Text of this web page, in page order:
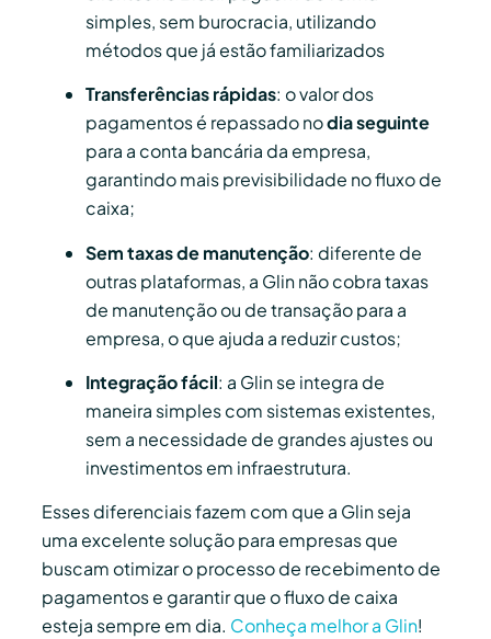
simples, sem burocracia, utilizando
métodos que já estão familiarizados
Transferências rápidas: o valor dos
pagamentos é repassado nodia seguinte
para a conta bancária da empresa,
garantindo mais previsibilidade no fluxo de
caixa;
Sem taxas de manutenção: diferente de
outras plataformas, a Glin não cobra taxas
de manutenção ou de transação para a
empresa, o que ajuda a reduzir custos;
Integração fácil: a Glin se integra de
maneira simples com sistemas existentes,
sem a necessidade de grandes ajustes ou
investimentos em infraestrutura.
Esses diferenciais fazem com que a Glin seja
uma excelente solução para empresas que
buscam otimizar o processo de recebimento de
pagamentos e garantir que o fluxo de caixa
esteja sempre em dia. Conheça melhor a Glin!